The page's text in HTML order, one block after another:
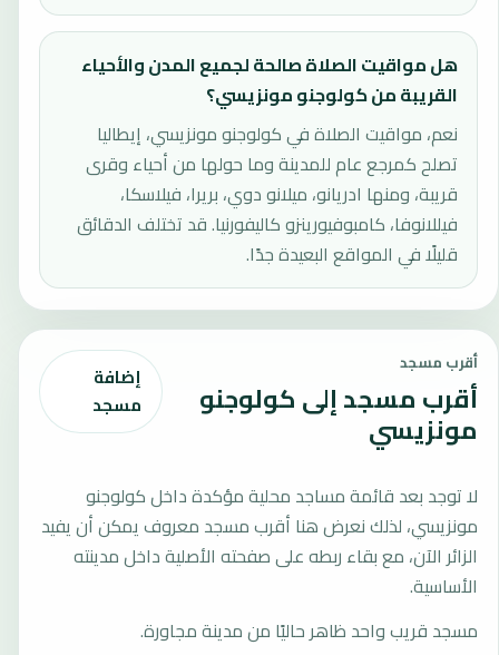
هل مواقيت الصلاة صالحة لجميع المدن والأحياء
القريبة من كولوجنو مونزيسي؟
نعم، مواقيت الصلاة في كولوجنو مونزيسي، إيطاليا
تصلح كمرجع عام للمدينة وما حولها من أحياء وقرى
قريبة، ومنها ادريانو، ميلانو دوي، بريرا، فيلاسكا،
فيللانوفا، كامبوفيورينزو كاليفورنيا. قد تختلف الدقائق
قليلًا في المواقع البعيدة جدًا.
أقرب مسجد
أقرب مسجد إلى كولوجنو
مونزيسي
إضافة
مسجد
لا توجد بعد قائمة مساجد محلية مؤكدة داخل كولوجنو
مونزيسي، لذلك نعرض هنا أقرب مسجد معروف يمكن أن يفيد
الزائر الآن، مع بقاء ربطه على صفحته الأصلية داخل مدينته
الأساسية.
مسجد قريب واحد ظاهر حاليًا من مدينة مجاورة.